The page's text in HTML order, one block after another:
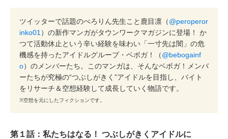
ツイッターで話題のぺろりん先生こと鹿目凛（@peroperor
inko01 ）の新作マンガがタウンワークマガジンに登場！ か
つて活動休止という辛い経験を味わい「一寸先は闇」の危
機感を持ったアイドルグループ・ベボガ！（@bebogainf
o）のメンバーたち。このマンガは、そんなベボガ！メンバ
ーたちが究極の“つぶしがきく”アイドルを目指し、バイト
をリサーチ＆空想経験して成長していく物語です。
※空想を元にしたフィクションです。
第１話：私たちはなる！ つぶしがきくアイドルに